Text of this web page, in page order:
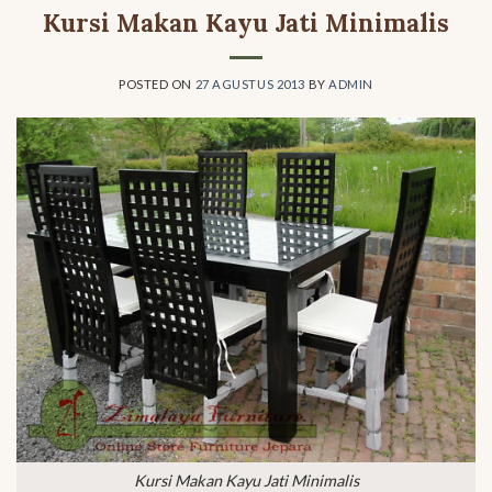
Kursi Makan Kayu Jati Minimalis
POSTED ON 27 AGUSTUS 2013 BYADMIN
Kursi Makan Kayu Jati Minimalis